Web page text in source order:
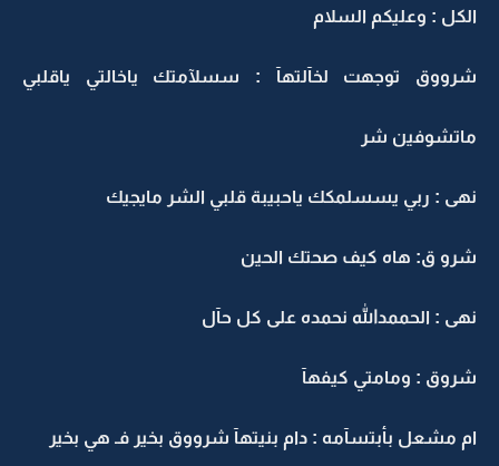
الكل : وعليكم السلام
شرووق توجهت لخآلتهآ : سسلآمتك ياخالتي ياقلبي
ماتشوفين شر
نهى : ربي يسسلمكك ياحبيبة قلبي الشر مايجيك
شرو ق: هاه كيف صحتك الحين
نهى : الحممدالله نحمده على كل حآل
شروق : ومامتي كيفهآ
ام مشعل بأبتسآمه : دام بنيتهآ شرووق بخير فـ هي بخير